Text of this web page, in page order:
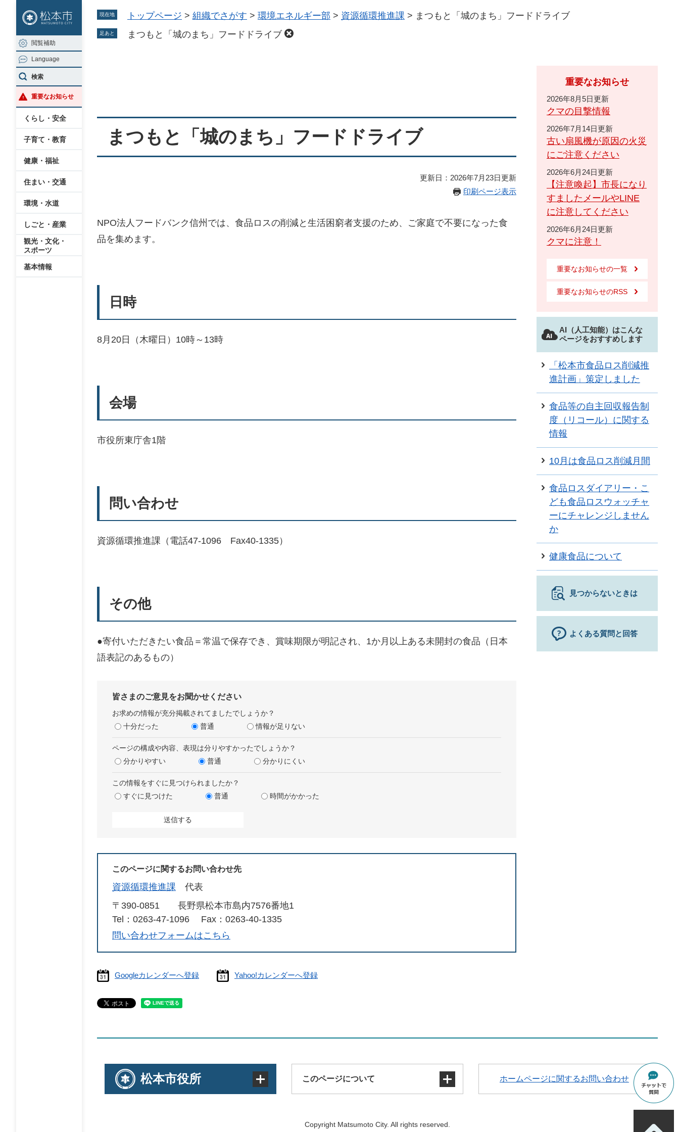
ジ
の
先
頭
で
す
ュ
ー
を
飛
ば
し
閲覧補助
Language
検索
重要なお知らせ
くらし・安全
子育て・教育
健康・福祉
住まい・交通
環境・水道
しごと・産業
観光・文化・
スポーツ
基本情報
現在地 トップページ > 組織でさがす > 環境エネルギー部 > 資源循環推進課 > まつもと「城のまち」フードドライブ
足あと まつもと「城のまち」フードドライブ
まつもと「城のまち」フードドライブ
更新日：2026年7月23日更新
印刷ページ表示
NPO法人フードバンク信州では、食品ロスの削減と生活困窮者支援のため、ご家庭で不要になった食
品を集めます。
日時
8月20日（木曜日）10時～13時
会場
市役所東庁舎1階
問い合わせ
資源循環推進課（電話47-1096 Fax40-1335）
その他
●寄付いただきたい食品＝常温で保存でき、賞味期限が明記され、1か月以上ある未開封の食品（日本
語表記のあるもの）
皆さまのご意見をお聞かせください
お求めの情報が充分掲載されてましたでしょうか？
十分だった
普通 情報が足りない
ページの構成や内容、表現は分りやすかったでしょうか？
分かりやすい
普通 分かりにくい
この情報をすぐに見つけられましたか？
すぐに見つけた
普通 時間がかかった
このページに関するお問い合わせ先
資源循環推進課
代表
〒390-0851
長野県松本市島内7576番地1
Tel：0263-47-1096
Fax：0263-40-1335
問い合わせフォームはこちら
Googleカレンダーへ登録 Yahoo!カレンダーへ登録
重要なお知らせ
2026年8月5日更新
クマの目撃情報
2026年7月14日更新
古い扇風機が原因の火災
にご注意ください
2026年6月24日更新
【注意喚起】市長になり
すましたメールやLINE
に注意してください
2026年6月24日更新
クマに注意！
重要なお知らせの一覧
重要なお知らせのRSS
AI（人工知能）はこんな
ページをおすすめします
「松本市食品ロス削減推
進計画」策定しました
食品等の自主回収報告制
度（リコール）に関する
情報
10月は食品ロス削減月間
食品ロスダイアリー・こ
ども食品ロスウォッチャ
ーにチャレンジしません
か
健康食品について
見つからないときは
よくある質問と回答
松本市役所 このページについて
著作権・免責事項・リンク
ホームページに関するお問い合わせ
Copyright Matsumoto City. All rights reserved.